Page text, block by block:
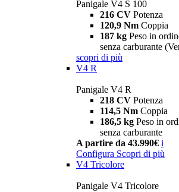
Panigale V4 S 100
216 CV Potenza
120,9 Nm Coppia
187 kg Peso in
senza carburante
scopri di più
V4 R
Panigale V4 R
218 CV Potenza
114,5 Nm Coppia
186,5 kg Peso in
senza carburante
A partire da 43.990€ i
Configura Scopri di più
V4 Tricolore
Panigale V4 Tricolore